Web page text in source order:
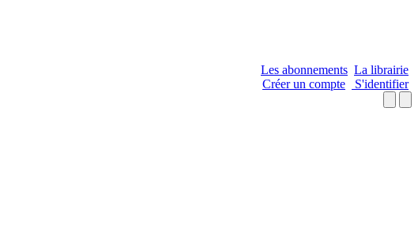
Les abonnements La librairie
Créer un compte
S'identifier